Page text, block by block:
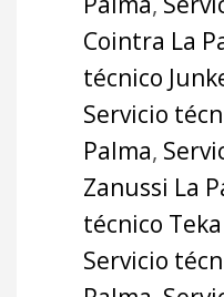
Cointra La
técnico
Servicio
Palma,
Zanussi La
técnico
Servicio